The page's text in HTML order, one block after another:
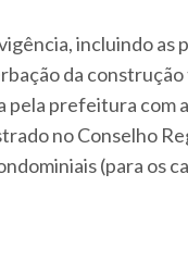
incluindo as
da
pela prefeitura
no Conselho
(para os